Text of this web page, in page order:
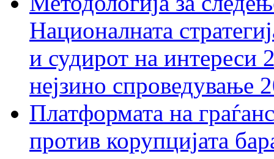
Националната
и судирот на интереси
нејзино спроведување
Платформата на
против корупцијата